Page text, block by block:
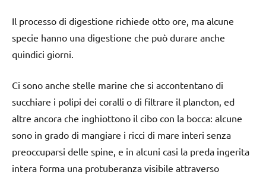
Il processo di digestione richiede otto ore, ma alcune
specie hanno una digestione che può durare anche
quindici giorni.
Ci sono anche stelle marine che si accontentano di
succhiare i polipi dei coralli o di filtrare il plancton, ed
altre ancora che inghiottono il cibo con la bocca: alcune
sono in grado di mangiare i ricci di mare interi senza
preoccuparsi delle spine, e in alcuni casi la preda ingerita
intera forma una protuberanza visibile attraverso